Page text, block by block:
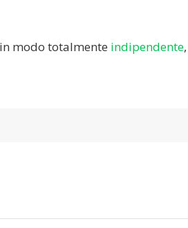
modo totalmente indipendente,